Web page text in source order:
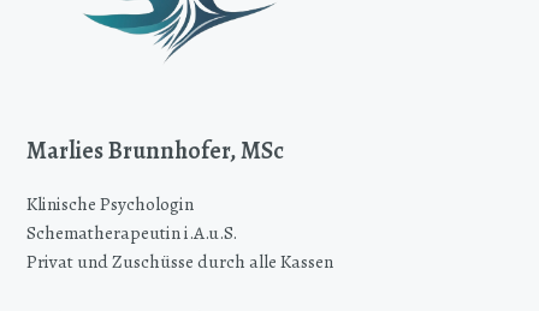
Marlies Brunnhofer, MSc
Klinische Psychologin
Schematherapeutin i.A.u.S.
Privat und Zuschüsse durch alle Kassen